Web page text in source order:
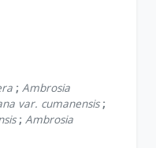
; Ambrosia
var. cumanensis ;
; Ambrosia